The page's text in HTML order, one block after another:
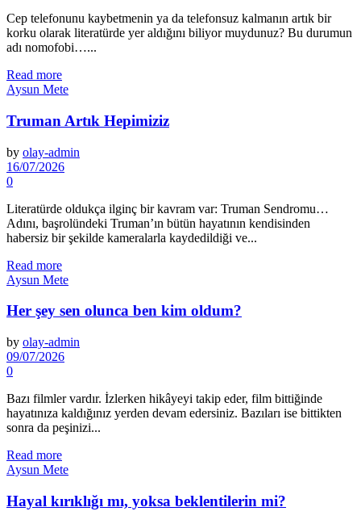
Cep telefonunu kaybetmenin ya da telefonsuz kalmanın artık bir
korku olarak literatürde yer aldığını biliyor muydunuz? Bu durumun
adı nomofobi…...
Read more
Aysun Mete
Truman Artık Hepimiziz
by olay-admin
16/07/2026
0
Literatürde oldukça ilginç bir kavram var: Truman Sendromu…
Adını, başrolündeki Truman’ın bütün hayatının kendisinden
habersiz bir şekilde kameralarla kaydedildiği ve...
Read more
Aysun Mete
Her şey sen olunca ben kim oldum?
by olay-admin
09/07/2026
0
Bazı filmler vardır. İzlerken hikâyeyi takip eder, film bittiğinde
hayatınıza kaldığınız yerden devam edersiniz. Bazıları ise bittikten
sonra da peşinizi...
Read more
Aysun Mete
Hayal kırıklığı mı, yoksa beklentilerin mi?